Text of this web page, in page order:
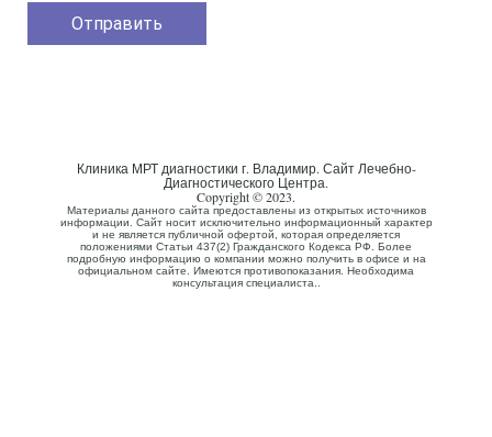
Клиника МРТ диагностики г. Владимир. Сайт Лечебно-
Диагностического Центра.
Copyright © 2023.
Материалы данного сайта предоставлены из открытых источников
информации. Сайт носит исключительно информационный характер
и не является публичной офертой, которая определяется
положениями Статьи 437(2) Гражданского Кодекса РФ. Более
подробную информацию о компании можно получить в офисе и на
официальном сайте. Имеются противопоказания. Необходима
консультация специалиста..